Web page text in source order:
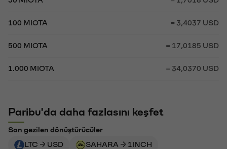
100 MIOTA = 3,4037 USD
500 MIOTA = 17,0185 USD
1.000 MIOTA = 34,0370 USD
Paribu'da daha fazlasını keşfet
Son gezilen dönüştürücüler
LTC → USD
SAHARA → 1INCH